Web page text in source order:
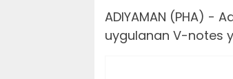
ADIYAMAN (PHA) -
uygulanan V-notes